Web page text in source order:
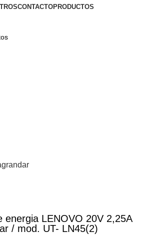
CONTACTOPRODUCTOS
energia LENOVO 20V 2,25A
/ mod. UT- LN45(2)